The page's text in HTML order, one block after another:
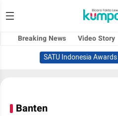
Breaking News Video Story
SATU Indonesia Awards
Banten